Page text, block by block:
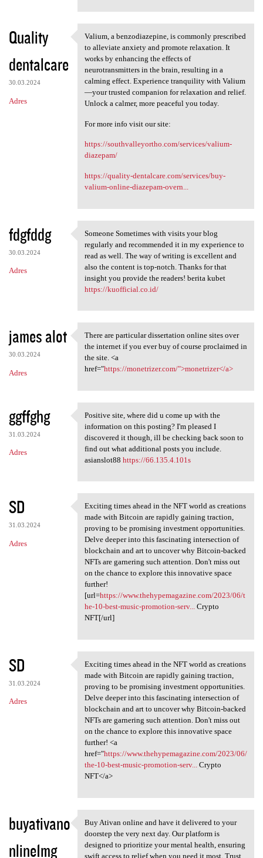
Quality
dentalcare
30.03.2024
Adres
Valium, a benzodiazepine, is
Valium, a benzodiazepine, is commonly prescribed
to alleviate anxiety and promote relaxation. It
works by enhancing the effects of
neurotransmitters in the brain, resulting in a
calming effect. Experience tranquility with Valium
—your trusted companion for relaxation and relief.
Unlock a calmer, more peaceful you today.
For more info visit our site:
https://southvalleyortho.com/services/valium-
diazepam/
https://quality-dentalcare.com/services/buy-
valium-online-diazepam-overn...
fdgfddg
30.03.2024
Adres
Someone Sometimes with visits
Someone Sometimes with visits your blog
regularly and recommended it in my experience to
read as well. The way of writing is excellent and
also the content is top-notch. Thanks for that
insight you provide the readers! berita kubet
https://kuofficial.co.id/
james alot
30.03.2024
Adres
There are particular
There are particular dissertation online sites over
the internet if you ever buy of course proclaimed in
the site. <a
href="https://monetrizer.com/">monetrizer</a>
ggffghg
31.03.2024
Adres
Positive site, where did u
Positive site, where did u come up with the
information on this posting? I'm pleased I
discovered it though, ill be checking back soon to
find out what additional posts you include.
asianslot88 https://66.135.4.101s
SD
31.03.2024
Adres
Exciting times ahead in the
Exciting times ahead in the NFT world as creations
made with Bitcoin are rapidly gaining traction,
proving to be promising investment opportunities.
Delve deeper into this fascinating intersection of
blockchain and art to uncover why Bitcoin-backed
NFTs are garnering such attention. Don't miss out
on the chance to explore this innovative space
further!
[url=https://www.thehypemagazine.com/2023/06/t
he-10-best-music-promotion-serv...Crypto
NFT[/url]
SD
31.03.2024
Adres
Exciting times ahead in the
Exciting times ahead in the NFT world as creations
made with Bitcoin are rapidly gaining traction,
proving to be promising investment opportunities.
Delve deeper into this fascinating intersection of
blockchain and art to uncover why Bitcoin-backed
NFTs are garnering such attention. Don't miss out
on the chance to explore this innovative space
further! <a
href="https://www.thehypemagazine.com/2023/06/
the-10-best-music-promotion-serv...Crypto
NFT</a>
buyativano
nline1mg
Buy Ativan online and have it
Buy Ativan online and have it delivered to your
doorstep the very next day. Our platform is
designed to prioritize your mental health, ensuring
swift access to relief when you need it most. Trust